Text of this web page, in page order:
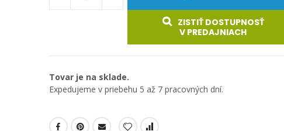
ZISTIŤ DOSTUPNOSŤ
V PREDAJNIACH
Tovar je na sklade.
Expedujeme v priebehu 5 až 7 pracovných dní.